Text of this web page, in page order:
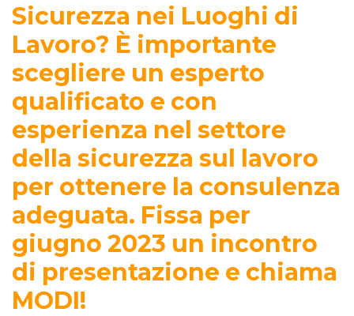
Sicurezza nei Luoghi di
Lavoro? È importante
scegliere un esperto
qualificato e con
esperienza nel settore
della sicurezza sul lavoro
per ottenere la consulenza
adeguata. Fissa per
giugno 2023 un incontro
di presentazione e chiama
MODI!